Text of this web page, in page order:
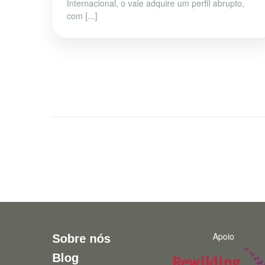
Internacional, o vale adquire um perfil abrupto,
com [...]
Sobre nós
Blog
Apoio